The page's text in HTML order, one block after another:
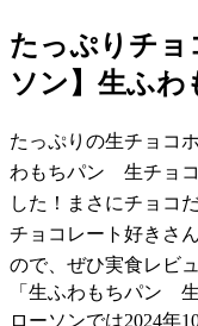
たっぷりチョ
ソン】生ふわ
たっぷりの生チョコ
わもちパン 生チョコ
した！まさにチョコ
チョコレート好きさ
ので、ぜひ実食レビ
「生ふわもちパン
ローソンでは2024年